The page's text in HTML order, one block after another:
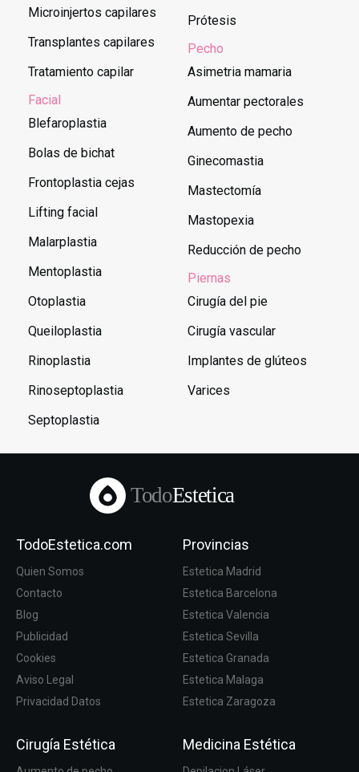
Microinjertos capilares
Transplantes capilares
Tratamiento capilar
Facial
Blefaroplastia
Bolas de bichat
Frontoplastia cejas
Lifting facial
Malarplastia
Mentoplastia
Otoplastia
Queiloplastia
Rinoplastia
Rinoseptoplastia
Septoplastia
Prótesis
Pecho
Asimetria mamaria
Aumentar pectorales
Aumento de pecho
Ginecomastia
Mastectomía
Mastopexia
Reducción de pecho
Piernas
Cirugía del pie
Cirugía vascular
Implantes de glúteos
Varices
TodoEstetica
TodoEstetica.com
Quien Somos
Contacto
Blog
Publicidad
Cookies
Aviso Legal
Privacidad Datos
Provincias
Estetica Madrid
Estetica Barcelona
Estetica Valencia
Estetica Sevilla
Estetica Granada
Estetica Malaga
Estetica Zaragoza
Cirugía Estética Medicina Estética